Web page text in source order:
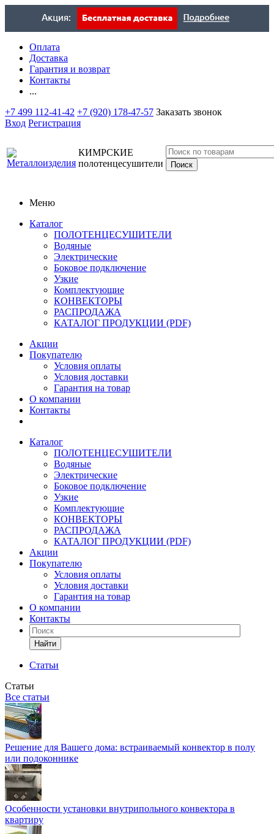
Оплата
Доставка
Гарантия и возврат
Контакты
...
+7 499 112-41-42 +7 (920) 178-47-57 Заказать звонок
Вход Регистрация
КИМРСКИЕ
полотенцесушители
Меню
Каталог
ПОЛОТЕНЦЕСУШИТЕЛИ
Водяные
Электрические
Боковое подключение
Узкие
Комплектующие
КОНВЕКТОРЫ
РАСПРОДАЖА
КАТАЛОГ ПРОДУКЦИИ (PDF)
Акции
Покупателю
Условия оплаты
Условия доставки
Гарантия на товар
О компании
Контакты
Каталог
ПОЛОТЕНЦЕСУШИТЕЛИ
Водяные
Электрические
Боковое подключение
Узкие
Комплектующие
КОНВЕКТОРЫ
РАСПРОДАЖА
КАТАЛОГ ПРОДУКЦИИ (PDF)
Акции
Покупателю
Условия оплаты
Условия доставки
Гарантия на товар
О компании
Контакты
Найти
Статьи
Статьи
Все статьи
Решение для Вашего дома: встраиваемый конвектор в полу
или подоконнике
Особенности установки внутрипольного конвектора в
квартиру